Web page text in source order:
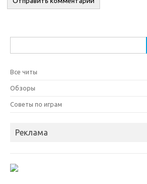
Все читы
Обзоры
Советы по играм
Реклама